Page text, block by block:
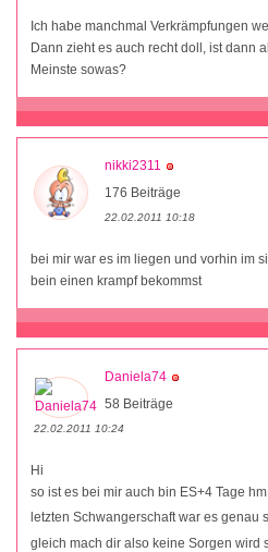
Ich habe manchmal Verkrämpfungen
Dann zieht es auch recht doll, ist dann
Meinste sowas?
nikki2311
176 Beiträge
22.02.2011 10:18
bei mir war es im liegen und vorhin im
bein einen krampf bekommst
Daniela74
58 Beiträge
22.02.2011 10:24
Hi
so ist es bei mir auch bin ES+4 Tage
letzten Schwangerschaft war es genau
gleich mach dir also keine Sorgen wird